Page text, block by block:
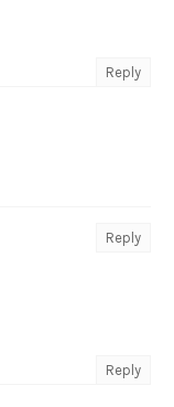
Reply
Reply
Reply